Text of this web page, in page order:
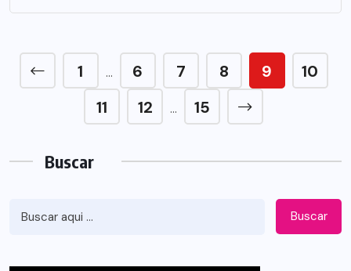
1 … 6 7 8 9
10
11
12 … 15
Buscar
Buscar